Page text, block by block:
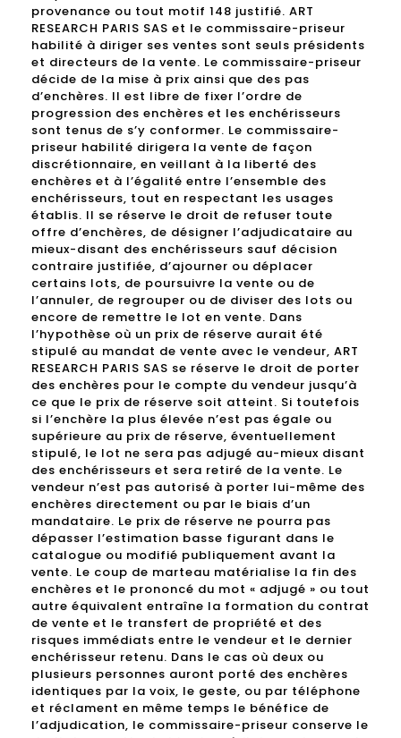
provenance ou tout motif 148 justifié. ART
RESEARCH PARIS SAS et le commissaire-priseur
habilité à diriger ses ventes sont seuls présidents
et directeurs de la vente. Le commissaire-priseur
décide de la mise à prix ainsi que des pas
d’enchères. Il est libre de fixer l’ordre de
progression des enchères et les enchérisseurs
sont tenus de s’y conformer. Le commissaire-
priseur habilité dirigera la vente de façon
discrétionnaire, en veillant à la liberté des
enchères et à l’égalité entre l’ensemble des
enchérisseurs, tout en respectant les usages
établis. Il se réserve le droit de refuser toute
offre d’enchères, de désigner l’adjudicataire au
mieux-disant des enchérisseurs sauf décision
contraire justifiée, d’ajourner ou déplacer
certains lots, de poursuivre la vente ou de
l’annuler, de regrouper ou de diviser des lots ou
encore de remettre le lot en vente. Dans
l’hypothèse où un prix de réserve aurait été
stipulé au mandat de vente avec le vendeur, ART
RESEARCH PARIS SAS se réserve le droit de porter
des enchères pour le compte du vendeur jusqu’à
ce que le prix de réserve soit atteint. Si toutefois
si l’enchère la plus élevée n’est pas égale ou
supérieure au prix de réserve, éventuellement
stipulé, le lot ne sera pas adjugé au-mieux disant
des enchérisseurs et sera retiré de la vente. Le
vendeur n’est pas autorisé à porter lui-même des
enchères directement ou par le biais d’un
mandataire. Le prix de réserve ne pourra pas
dépasser l’estimation basse figurant dans le
catalogue ou modifié publiquement avant la
vente. Le coup de marteau matérialise la fin des
enchères et le prononcé du mot « adjugé » ou tout
autre équivalent entraîne la formation du contrat
de vente et le transfert de propriété et des
risques immédiats entre le vendeur et le dernier
enchérisseur retenu. Dans le cas où deux ou
plusieurs personnes auront porté des enchères
identiques par la voix, le geste, ou par téléphone
et réclament en même temps le bénéfice de
l’adjudication, le commissaire-priseur conserve le